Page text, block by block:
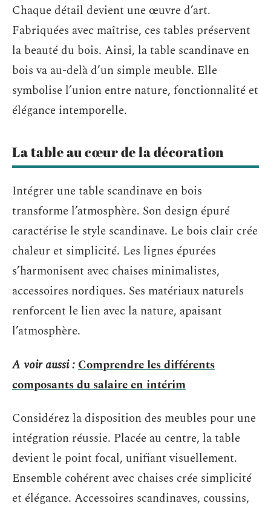
Chaque détail devient une œuvre d’art.
Fabriquées avec maîtrise, ces tables préservent
la beauté du bois. Ainsi, la table scandinave en
bois va au-delà d’un simple meuble. Elle
symbolise l’union entre nature, fonctionnalité et
élégance intemporelle.
La table au cœur de la décoration
Intégrer une table scandinave en bois
transforme l’atmosphère. Son design épuré
caractérise le style scandinave. Le bois clair crée
chaleur et simplicité. Les lignes épurées
s’harmonisent avec chaises minimalistes,
accessoires nordiques. Ses matériaux naturels
renforcent le lien avec la nature, apaisant
l’atmosphère.
A voir aussi :Comprendre les différents
composants du salaire en intérim
Considérez la disposition des meubles pour une
intégration réussie. Placée au centre, la table
devient le point focal, unifiant visuellement.
Ensemble cohérent avec chaises crée simplicité
et élégance. Accessoires scandinaves, coussins,